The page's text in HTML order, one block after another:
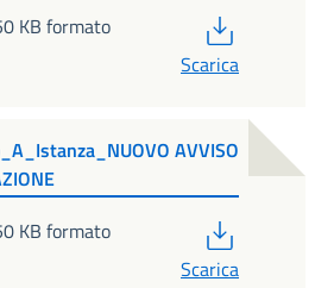
KB formato
Scarica
AVVISO
KB formato
Scarica